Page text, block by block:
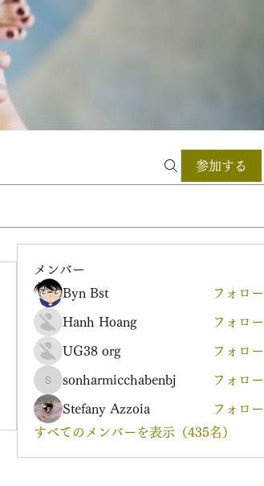
参加する
メンバー
Byn Bst
フォロー
Hanh Hoang フォロー
UG38 org フォロー
sonharmicchabenbj
sonharmicchabenbj フォロー
Stefany Azzoia
フォロー
すべてのメンバーを表示（435名）